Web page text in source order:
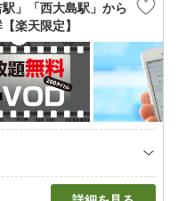
」「西大島駅」から
楽天限定】